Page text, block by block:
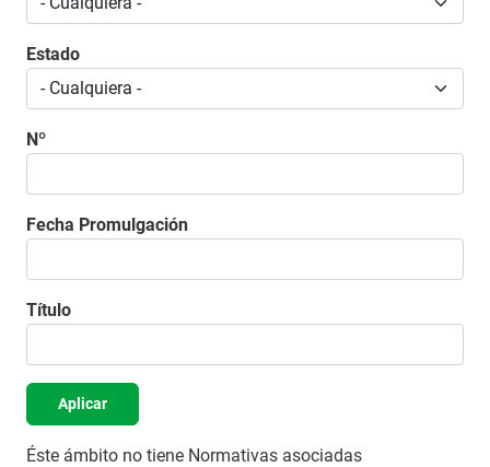
Estado
Nº
Fecha Promulgación
Título
Aplicar
Éste ámbito no tiene Normativas asociadas